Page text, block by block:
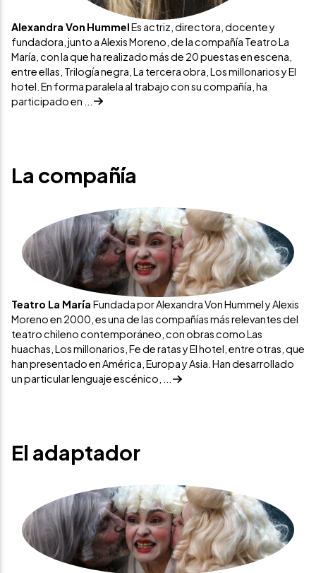
Alexandra Von HummelEs actriz, directora, docente y
fundadora, junto a Alexis Moreno, de la compañía Teatro La
María, con la que ha realizado más de 20 puestas en escena,
entre ellas, Trilogía negra, La tercera obra, Los millonarios y El
hotel. En forma paralela al trabajo con su compañía, ha
participado en ...
La compañía
Teatro La María Fundada por Alexandra Von Hummel y Alexis
Moreno en 2000, es una de las compañías más relevantes del
teatro chileno contemporáneo, con obras como Las
huachas, Los millonarios, Fe de ratas y El hotel, entre otras, que
han presentado en América, Europa y Asia. Han desarrollado
un particular lenguaje escénico, ...
El adaptador